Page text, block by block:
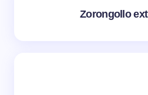
Zorongollo